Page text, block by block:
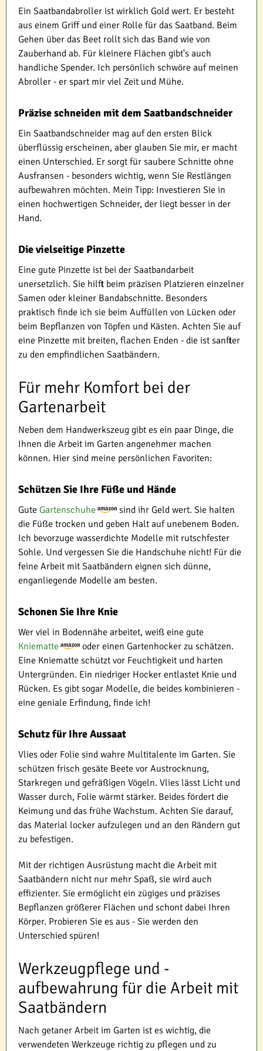
Ein Saatbandabroller ist wirklich Gold wert. Er besteht
aus einem Griff und einer Rolle für das Saatband. Beim
Gehen über das Beet rollt sich das Band wie von
Zauberhand ab. Für kleinere Flächen gibt's auch
handliche Spender. Ich persönlich schwöre auf meinen
Abroller - er spart mir viel Zeit und Mühe.
Präzise schneiden mit dem Saatbandschneider
Ein Saatbandschneider mag auf den ersten Blick
überflüssig erscheinen, aber glauben Sie mir, er macht
einen Unterschied. Er sorgt für saubere Schnitte ohne
Ausfransen - besonders wichtig, wenn Sie Restlängen
aufbewahren möchten. Mein Tipp: Investieren Sie in
einen hochwertigen Schneider, der liegt besser in der
Hand.
Die vielseitige Pinzette
Eine gute Pinzette ist bei der Saatbandarbeit
unersetzlich. Sie hilft beim präzisen Platzieren einzelner
Samen oder kleiner Bandabschnitte. Besonders
praktisch finde ich sie beim Auffüllen von Lücken oder
beim Bepflanzen von Töpfen und Kästen. Achten Sie auf
eine Pinzette mit breiten, flachen Enden - die ist sanfter
zu den empfindlichen Saatbändern.
Für mehr Komfort bei der
Gartenarbeit
Neben dem Handwerkszeug gibt es ein paar Dinge, die
Ihnen die Arbeit im Garten angenehmer machen
können. Hier sind meine persönlichen Favoriten:
Schützen Sie Ihre Füße und Hände
Gute Gartenschuhe
sind ihr Geld wert. Sie halten
die Füße trocken und geben Halt auf unebenem Boden.
Ich bevorzuge wasserdichte Modelle mit rutschfester
Sohle. Und vergessen Sie die Handschuhe nicht! Für die
feine Arbeit mit Saatbändern eignen sich dünne,
enganliegende Modelle am besten.
Schonen Sie Ihre Knie
Wer viel in Bodennähe arbeitet, weiß eine gute
Kniematte
oder einen Gartenhocker zu schätzen.
Eine Kniematte schützt vor Feuchtigkeit und harten
Untergründen. Ein niedriger Hocker entlastet Knie und
Rücken. Es gibt sogar Modelle, die beides kombinieren -
eine geniale Erfindung, finde ich!
Schutz für Ihre Aussaat
Vlies oder Folie sind wahre Multitalente im Garten. Sie
schützen frisch gesäte Beete vor Austrocknung,
Starkregen und gefräßigen Vögeln. Vlies lässt Licht und
Wasser durch, Folie wärmt stärker. Beides fördert die
Keimung und das frühe Wachstum. Achten Sie darauf,
das Material locker aufzulegen und an den Rändern gut
zu befestigen.
Mit der richtigen Ausrüstung macht die Arbeit mit
Saatbändern nicht nur mehr Spaß, sie wird auch
effizienter. Sie ermöglicht ein zügiges und präzises
Bepflanzen größerer Flächen und schont dabei Ihren
Körper. Probieren Sie es aus - Sie werden den
Unterschied spüren!
Werkzeugpflege und -
aufbewahrung für die Arbeit mit
Saatbändern
Nach getaner Arbeit im Garten ist es wichtig, die
verwendeten Werkzeuge richtig zu pflegen und zu